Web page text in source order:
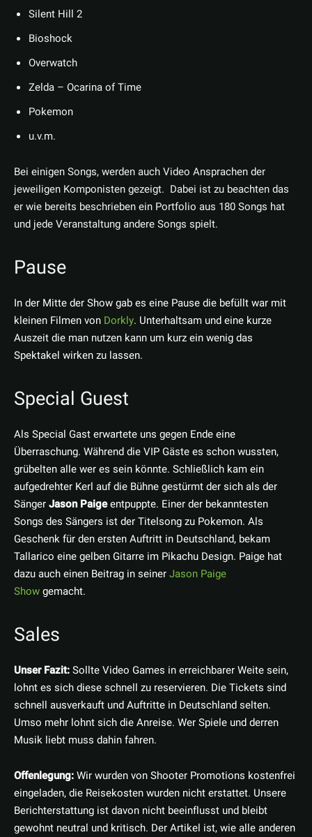
Silent Hill 2
Bioshock
Overwatch
Zelda – Ocarina of Time
Pokemon
u.v.m.
Bei einigen Songs, werden auch Video Ansprachen der
jeweiligen Komponisten gezeigt. Dabei ist zu beachten das
er wie bereits beschrieben ein Portfolio aus 180 Songs hat
und jede Veranstaltung andere Songs spielt.
Pause
In der Mitte der Show gab es eine Pause die befüllt war mit
kleinen Filmen von Dorkly. Unterhaltsam und eine kurze
Auszeit die man nutzen kann um kurz ein wenig das
Spektakel wirken zu lassen.
Special Guest
Als Special Gast erwartete uns gegen Ende eine
Überraschung. Während die VIP Gäste es schon wussten,
grübelten alle wer es sein könnte. Schließlich kam ein
aufgedrehter Kerl auf die Bühne gestürmt der sich als der
SängerJason Paigeentpuppte. Einer der bekanntesten
Songs des Sängers ist der Titelsong zu Pokemon. Als
Geschenk für den ersten Auftritt in Deutschland, bekam
Tallarico eine gelben Gitarre im Pikachu Design. Paige hat
dazu auch einen Beitrag in seinerJason Paige
Showgemacht.
Sales
Unser Fazit:Sollte Video Games in erreichbarer Weite sein,
lohnt es sich diese schnell zu reservieren. Die Tickets sind
schnell ausverkauft und Auftritte in Deutschland selten.
Umso mehr lohnt sich die Anreise. Wer Spiele und derren
Musik liebt muss dahin fahren.
Offenlegung:Wir wurden von Shooter Promotions kostenfrei
eingeladen, die Reisekosten wurden nicht erstattet. Unsere
Berichterstattung ist davon nicht beeinflusst und bleibt
gewohnt neutral und kritisch. Der Artikel ist, wie alle anderen